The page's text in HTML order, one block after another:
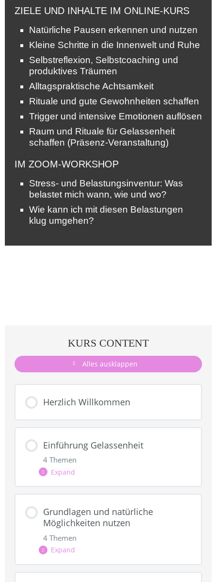
ZIELE UND INHALTE IM ONLINE-KURS
Natürliche Pausen erkennen und nutzen
Kleine Schritte in die Innenwelt und Ruhe
Selbstreflexion, Selbstcoaching und
produktives Träumen
Alltagspraktische Achtsamkeit
Rituale und gute Gewohnheiten schaffen
Trigger und intensive Emotionen auflösen
Raum und Rituale für Gelassenheit
schaffen (Präsenz-Veranstaltung)
IM ZOOM-WORKSHOP
Stress- und Belastungsinventur: Was
belastet mich wann, wie und wo?
Wie kann ich mit diesen Belastungen
klug umgehen?
KURS CONTENT
Alles ausklappen
Herzlich Willkommen
Einführung Gelassenheit
4 Themen
Expand
0% COMPLETE 0/4 Steps
Grundlagen und natürliche
Möglichkeiten nutzen
4 Themen
Expand